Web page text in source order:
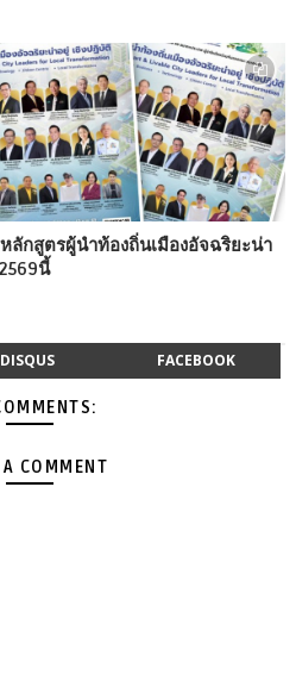
ลักสูตรผู้นำท้องถิ่นเมืองอัจฉริยะน่า
นี้
DISQUS FACEBOOK
COMMENT